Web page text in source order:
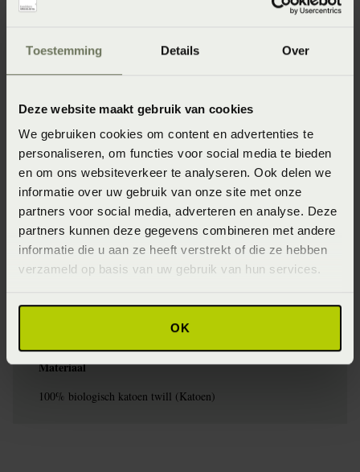
Toestemming Details Over
Deze website maakt gebruik van cookies
We gebruiken cookies om content en advertenties te
personaliseren, om functies voor social media te bieden
en om ons websiteverkeer te analyseren. Ook delen we
informatie over uw gebruik van onze site met onze
partners voor social media, adverteren en analyse. Deze
partners kunnen deze gegevens combineren met andere
informatie die u aan ze heeft verstrekt of die ze hebben
verzameld op basis van uw gebruik van hun services.
OK
Onze webshopproducten zijn niet altijd verkrijgbaar in
Informeer dan eerst naar de beschikbaarheid.
Specificaties
Artikelnummer
8715944850582
Seizoen
Wasinstructie
Maximaal 60 graden (Wassen op maximaal 60 graden)
Materiaal
100% biologisch katoen twill (Katoen)